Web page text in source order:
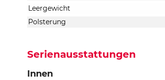
Leergewicht
Polsterung
Serienausstattungen
Innen